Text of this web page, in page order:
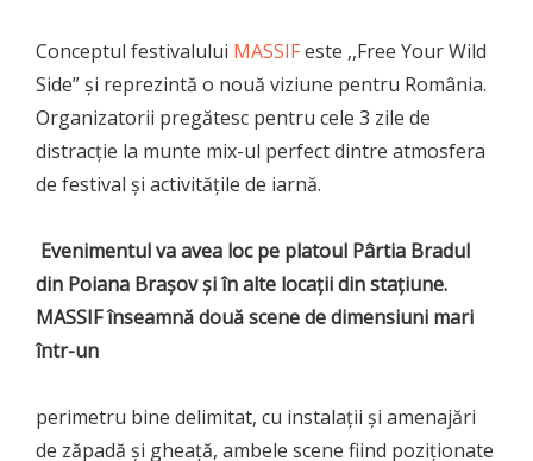
Conceptul festivalului MASSIFeste ,,Free Your Wild
Side” și reprezintă o nouă viziune pentru România.
Organizatorii pregătesc pentru cele 3 zile de
distracție la munte mix-ul perfect dintre atmosfera
de festival și activitățile de iarnă.
Evenimentul va avea loc pe platoul Pârtia Bradul
din Poiana Brașov și în alte locații din stațiune.
MASSIF înseamnă două scene de dimensiuni mari
într-un
perimetru bine delimitat, cu instalații și amenajări
de zăpadă și gheață, ambele scene fiind poziționate